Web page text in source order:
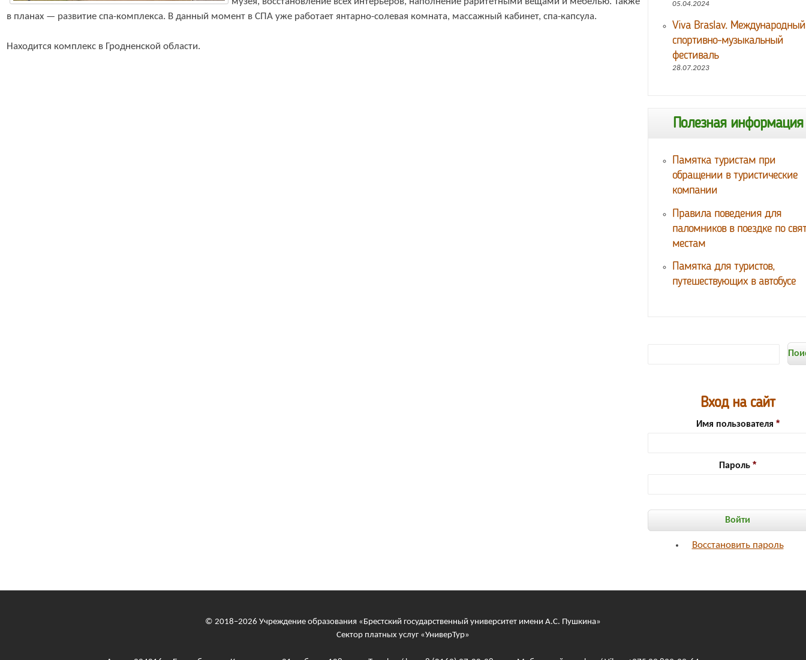
в планах — развитие спа-комплекса. В данный момент в СПА уже работает янтарно-солевая комната, массажный кабинет, спа-капсула.
Находится комплекс в Гродненской области.
05.04.2024
Viva Braslav. Международный
спортивно-музыкальный
фестиваль
28.07.2023
Полезная информация
Памятка туристам при
обращении в туристические
компании
Правила поведения для
паломников в поездке по
местам
Памятка для туристов,
путешествующих в автобусе
Вход на сайт
Имя пользователя
Пароль
Восстановить пароль
© 2018–2026 Учреждение образования «Брестский государственный университет имени А.С. Пушкина»
Сектор платных услуг «УниверТур»